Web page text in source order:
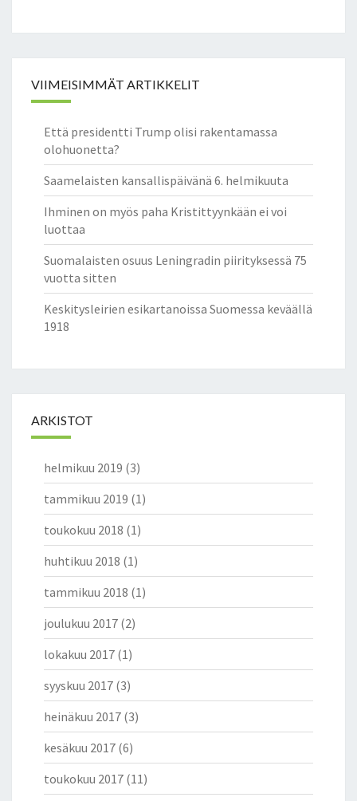
VIIMEISIMMÄT ARTIKKELIT
Että presidentti Trump olisi rakentamassa
olohuonetta?
Saamelaisten kansallispäivänä 6. helmikuuta
Ihminen on myös paha Kristittyynkään ei voi
luottaa
Suomalaisten osuus Leningradin piirityksessä 75
vuotta sitten
Keskitysleirien esikartanoissa Suomessa keväällä
1918
ARKISTOT
helmikuu 2019 (3)
tammikuu 2019 (1)
toukokuu 2018 (1)
huhtikuu 2018 (1)
tammikuu 2018 (1)
joulukuu 2017 (2)
lokakuu 2017 (1)
syyskuu 2017 (3)
heinäkuu 2017 (3)
kesäkuu 2017 (6)
toukokuu 2017 (11)